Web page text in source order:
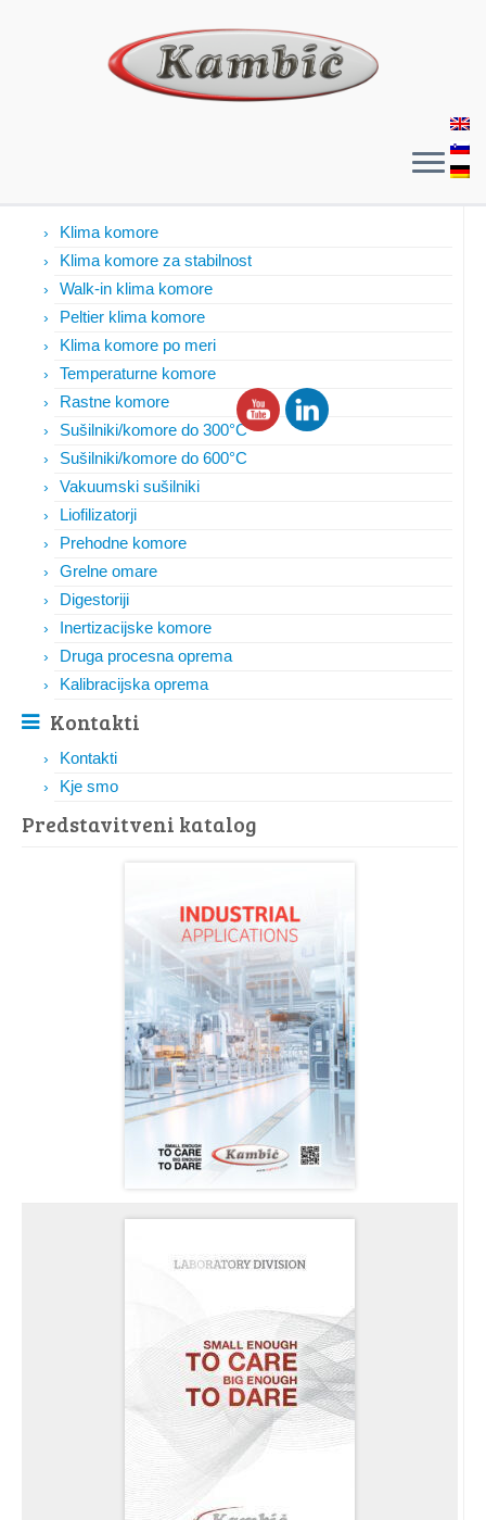
Klima komore
Klima komore za stabilnost
Walk-in klima komore
Peltier klima komore
Klima komore po meri
Temperaturne komore
Rastne komore
Sušilniki/komore do 300°C
Sušilniki/komore do 600°C
Vakuumski sušilniki
Liofilizatorji
Prehodne komore
Grelne omare
Digestoriji
Inertizacijske komore
Druga procesna oprema
Kalibracijska oprema
Kontakti
Kontakti
Kje smo
Predstavitveni katalog​​